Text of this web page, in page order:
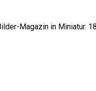
Magazin in Miniatur.